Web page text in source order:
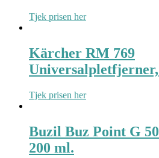
Tjek prisen her
Kärcher RM 769
Tjek prisen her
Buzil Buz Point G
200 ml.